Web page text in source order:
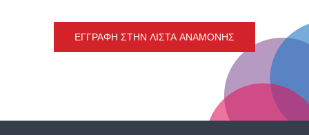
ΕΓΓΡΑΦΉ ΣΤΗΝ ΛΊΣΤΑ ΑΝΑΜΟΝΉΣ